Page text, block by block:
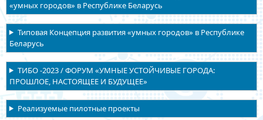
«умных городов» в Республике Беларусь
Типовая Концепция развития «умных городов» в Республике
Беларусь
ТИБО -2023 / ФОРУМ «УМНЫЕ УСТОЙЧИВЫЕ ГОРОДА:
ПРОШЛОЕ, НАСТОЯЩЕЕ И БУДУЩЕЕ»
Реализуемые пилотные проекты